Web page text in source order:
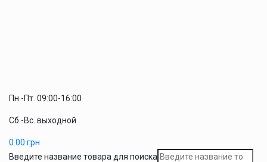
Пн.-Пт. 09:00-16:00
Сб.-Вс. выходной
0.00 грн
Введите название товара для поиска